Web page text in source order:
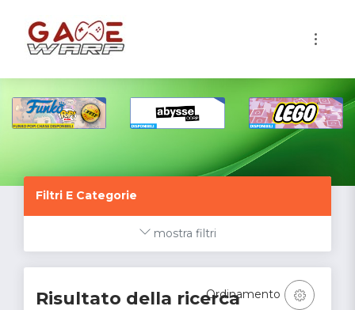
Filtri E Categorie
mostra filtri
Risultato della ricercaOrdinamento